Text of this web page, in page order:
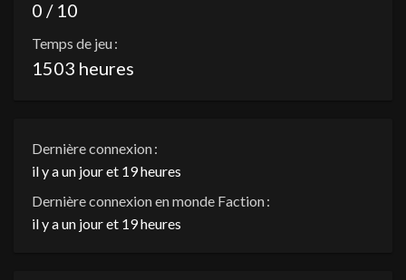
0 / 10
Temps de jeu :
1503 heures
Dernière connexion :
il y a un jour et 19 heures
Dernière connexion en monde Faction :
il y a un jour et 19 heures